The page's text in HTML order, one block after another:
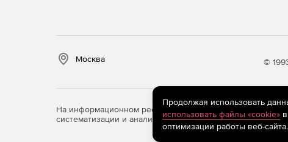
Москва ©
На информационном ресурсе store.softline.ru
систематизации и анализа сведений, относящихся к
Продолжая использовать
использовать файлы «cookie»в
оптимизации работы веб-сайта.